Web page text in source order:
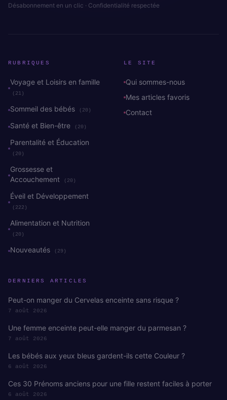
Désabonnement en un clic · Confidentialité respectée
RUBRIQUES
Voyage et Loisirs en famille
(21)
Sommeil des bébés (20)
Santé et Bien-être (20)
Parentalité et Éducation
(20)
Grossesse et
Accouchement
(20)
Éveil et Développement
(222)
Alimentation et Nutrition
(20)
Nouveautés (29)
LE SITE
Qui sommes-nous
Mes articles favoris
Contact
DERNIERS ARTICLES
Peut-on manger du Cervelas enceinte sans risque ?
7 août 2026
Une femme enceinte peut-elle manger du parmesan ?
7 août 2026
Les bébés aux yeux bleus gardent-ils cette Couleur ?
6 août 2026
Ces 30 Prénoms anciens pour une fille restent faciles à porter
6 août 2026